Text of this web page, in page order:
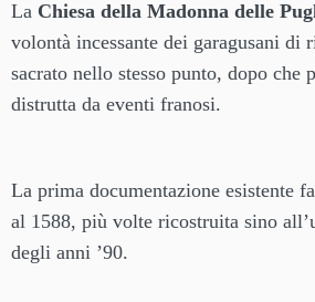
La Chiesa della Madonna delle
volontà incessante dei garagusani
sacrato nello stesso punto, dopo che
distrutta da eventi franosi.
La prima documentazione esistente
al 1588, più volte ricostruita sino
degli anni ’90.